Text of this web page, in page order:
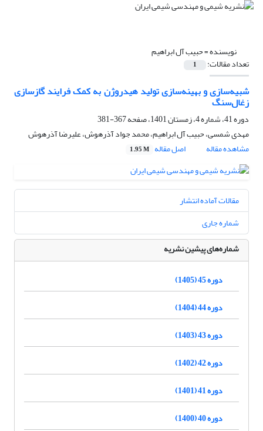
نویسنده =حبیب آل ابراهیم
تعداد مقالات: 1
شبیه‌سازی و بهینه‌سازی تولید هیدروژن به کمک فرایند گازسازی
زغال‌سنگ
دوره 41، شماره 4، زمستان 1401، صفحه
367-381
مهدی شمسی، حبیب آل ابراهیم، محمد جواد آذرهوش، علیرضا آذرهوش
مشاهده مقاله
اصل مقاله 1.95 M
مقالات آماده انتشار
شماره جاری
شماره‌های پیشین نشریه
دوره 45 (1405)
دوره 44 (1404)
دوره 43 (1403)
دوره 42 (1402)
دوره 41 (1401)
دوره 40 (1400)